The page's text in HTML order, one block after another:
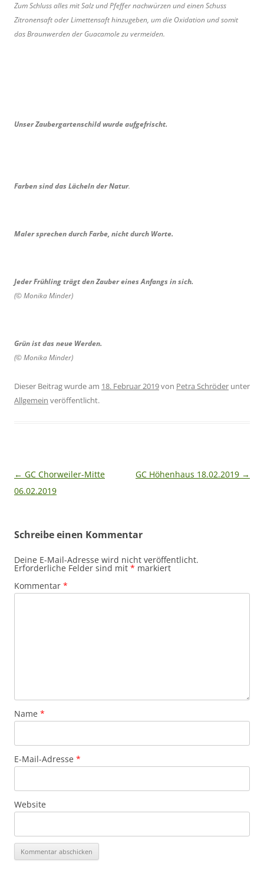
Zum Schluss alles mit Salz und Pfeffer nachwürzen und einen Schuss
Zitronensaft oder Limettensaft hinzugeben, um die Oxidation und somit
das Braunwerden der Guacamole zu vermeiden.
Unser Zaubergartenschild wurde aufgefrischt.
Farben sind das Lächeln der Natur.
Maler sprechen durch Farbe, nicht durch Worte.
Jeder Frühling trägt den Zauber eines Anfangs in sich.
(© Monika Minder)
Grün ist das neue Werden.
(© Monika Minder)
Dieser Beitrag wurde am 18. Februar 2019von Petra Schröder unter
Allgemein veröffentlicht.
Beitragsnavigation
← GC Chorweiler-Mitte
06.02.2019
GC Höhenhaus 18.02.2019 →
Schreibe einen Kommentar
Deine E-Mail-Adresse wird nicht veröffentlicht.
Erforderliche Felder sind mit * markiert
Kommentar *
Name *
E-Mail-Adresse *
Website